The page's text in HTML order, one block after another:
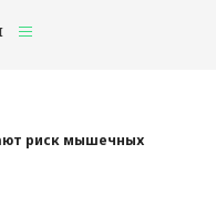
риск мышечных